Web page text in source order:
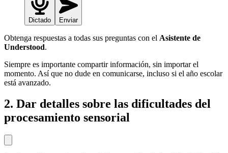
Dictado Enviar
Obtenga respuestas a todas sus preguntas con el Asistente de
Understood.
Siempre es importante compartir información, sin importar el
momento. Así que no dude en comunicarse, incluso si el año escolar
está avanzado.
2. Dar detalles sobre las dificultades del
procesamiento sensorial